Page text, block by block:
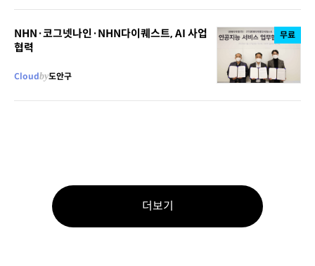
NHN·코그넷나인·NHN다이퀘스트, AI 사업
협력
Cloudby도안구
무료
더보기